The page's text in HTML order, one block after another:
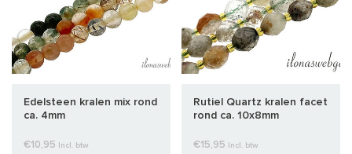
Edelsteen kralen mix rond
ca. 4mm
€10,95 Incl. btw
Rutiel Quartz kralen facet
rond ca. 10x8mm
€15,95 Incl. btw